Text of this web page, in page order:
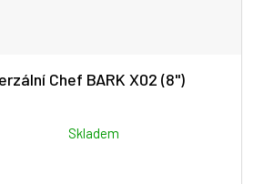
Chef BARK X02 (8")
Skladem